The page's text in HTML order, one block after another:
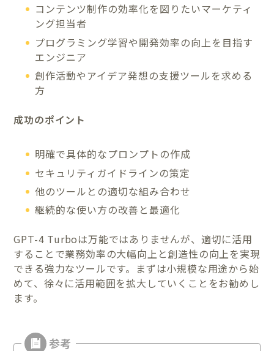
コンテンツ制作の効率化を図りたいマーケティ
ング担当者
プログラミング学習や開発効率の向上を目指す
エンジニア
創作活動やアイデア発想の支援ツールを求める
方
成功のポイント
明確で具体的なプロンプトの作成
セキュリティガイドラインの策定
他のツールとの適切な組み合わせ
継続的な使い方の改善と最適化
GPT-4 Turboは万能ではありませんが、適切に活用
することで業務効率の大幅向上と創造性の向上を実現
できる強力なツールです。まずは小規模な用途から始
めて、徐々に活用範囲を拡大していくことをお勧めし
ます。